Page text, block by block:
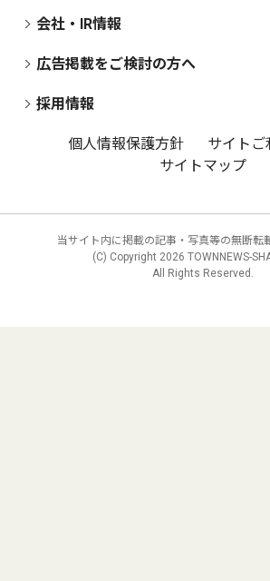
会社・IR情報
広告掲載をご検討の方へ
採用情報
個人情報保護方針
サイトご
サイトマップ
当サイト内に掲載の記事・写真等の無断転
(C) Copyright 2026 TOWNNEWS-
All Rights Reserved.